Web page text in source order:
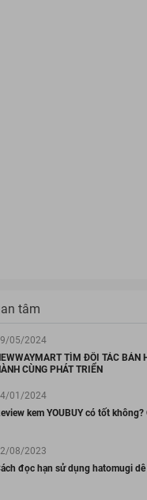
tâm
05/2024
TÌM ĐỐI TÁC BÁN
CÙNG PHÁT TRIỂN
01/2024
kem YOUBUY có tốt
08/2023
đọc hạn sử dụng hatomugi